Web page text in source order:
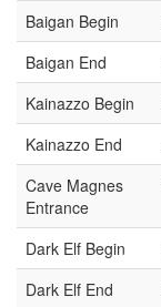
Baigan Begin
Baigan End
Kainazzo Begin
Kainazzo End
Cave Magnes
Entrance
Dark Elf Begin
Dark Elf End